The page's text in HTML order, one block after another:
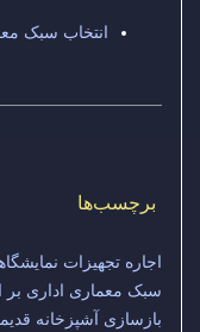
انتخاب سبک
برچسب‌ها
اجاره تجهیزات
سبک معماری اداری
بازسازی آشپزخانه